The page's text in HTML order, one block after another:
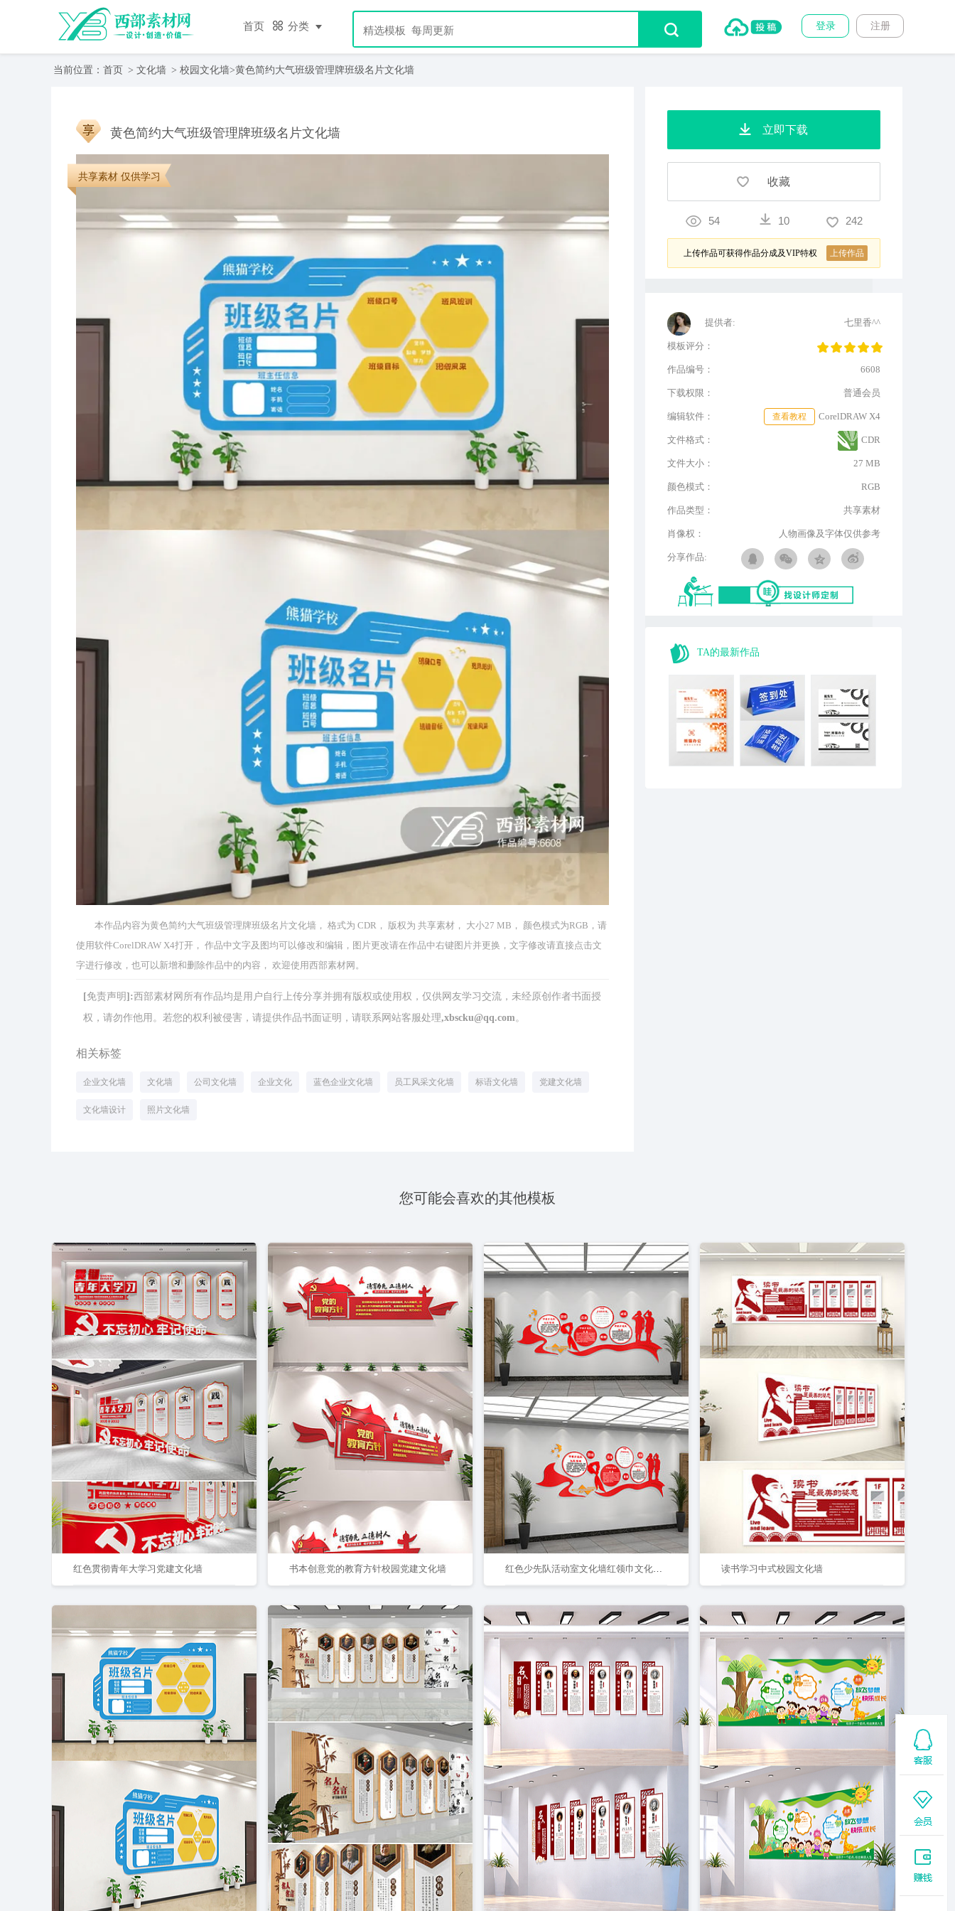
首页 分类 注册
登录
当前位置： 首页 > 文化墙 > 校园文化墙>黄色简约大气班级管理牌班级名片文化墙
黄色简约大气班级管理牌班级名片文化墙
共享素材 仅供学习
本作品内容为黄色简约大气班级管理牌班级名片文化墙， 格式为 CDR， 版权为 共享素材， 大小27 MB， 颜色模式为RGB，请
使用软件CorelDRAW X4打开， 作品中文字及图均可以修改和编辑，图片更改请在作品中右键图片并更换，文字修改请直接点击文
字进行修改，也可以新增和删除作品中的内容， 欢迎使用西部素材网。
[免责声明]:西部素材网所有作品均是用户自行上传分享并拥有版权或使用权，仅供网友学习交流，未经原创作者书面授
权，请勿作他用。若您的权利被侵害，请提供作品书面证明，请联系网站客服处理,xbscku@qq.com。
相关标签
企业文化墙 文化墙 公司文化墙 企业文化 蓝色企业文化墙 员工风采文化墙 标语文化墙 党建文化墙
文化墙设计 照片文化墙
立即下载
收藏
54 10 242
上传作品可获得作品分成及VIP特权 上传作品
提供者: 七里香^^
模板评分：
作品编号： 6608
下载权限： 普通会员
编辑软件： CorelDRAW X4
查看教程
文件格式： CDR
文件大小： 27 MB
颜色模式： RGB
作品类型： 共享素材
肖像权： 人物画像及字体仅供参考
分享作品:
TA的最新作品
您可能会喜欢的其他模板
红色贯彻青年大学习党建文化墙 书本创意党的教育方针校园党建文化墙 读书学习中式校园文化墙